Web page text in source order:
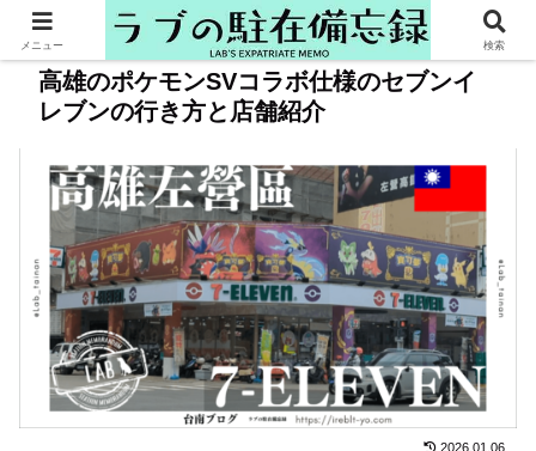
高雄のポケモンSVコラボ仕様のセブンイ
レブンの行き方と店舗紹介
2026.01.06
メニュー 検索